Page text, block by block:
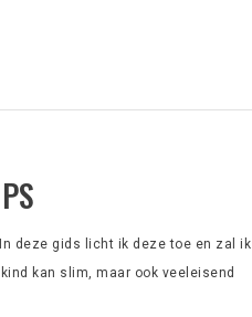
deze gids licht ik deze toe en zal ik
kan slim, maar ook veeleisend